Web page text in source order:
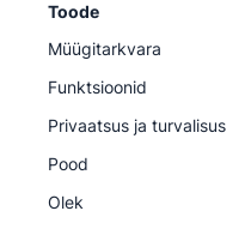
Toode
Müügitarkvara
Funktsioonid
Privaatsus ja turvalisus
Pood
Olek